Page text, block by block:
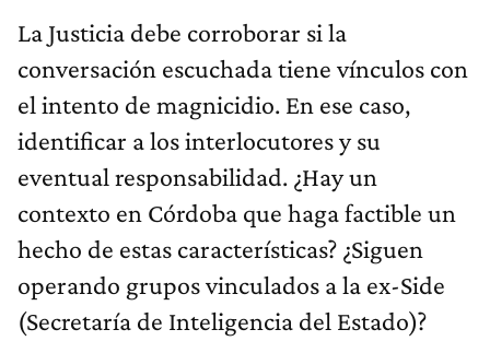
La Justicia debe corroborar si la
conversación escuchada tiene vínculos con
el intento de magnicidio. En ese caso,
identificar a los interlocutores y su
eventual responsabilidad. ¿Hay un
contexto en Córdoba que haga factible un
hecho de estas características? ¿Siguen
operando grupos vinculados a la ex-Side
(Secretaría de Inteligencia del Estado)?